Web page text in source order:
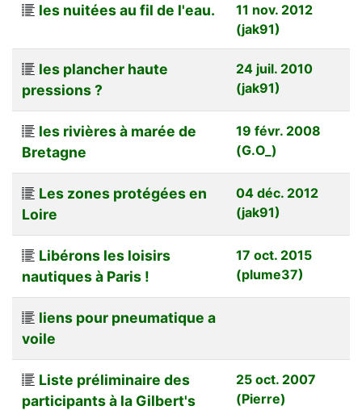
les nuitées au fil de l'eau.
11 nov. 2012
(jak91)
les plancher haute
pressions ?
24 juil. 2010
(jak91)
les rivières à marée de
Bretagne
19 févr. 2008
(G.O_)
Les zones protégées en
Loire
04 déc. 2012
(jak91)
Libérons les loisirs
nautiques à Paris !
17 oct. 2015
(plume37)
liens pour pneumatique a
voile
Liste préliminaire des
participants à la Gilbert's
25 oct. 2007
(Pierre)